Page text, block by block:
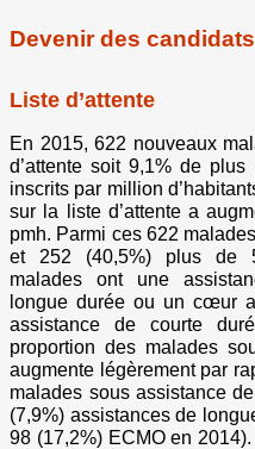
Devenir des
Liste d’attente
En 2015, 622 nouveaux
d’attente soit 9,1% de
inscrits par million
sur la liste d’attente a
pmh. Parmi ces 622
et 252 (40,5%) plus de
malades ont une
longue durée ou un cœur
assistance de courte
proportion des malades
augmente légèrement par
malades sous assistance
(7,9%) assistances de
98 (17,2%) ECMO en